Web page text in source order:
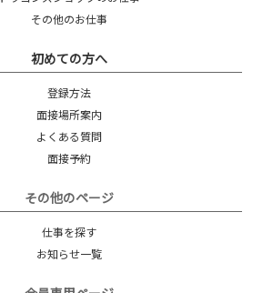
その他のお仕事
初めての方へ
登録方法
面接場所案内
よくある質問
面接予約
その他のページ
仕事を探す
お知らせ一覧